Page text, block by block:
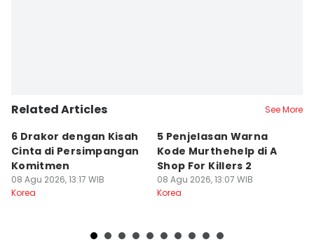
Related Articles See More
6 Drakor dengan Kisah
Cinta di Persimpangan
Komitmen
08 Agu 2026, 13:17 WIB
Korea
5 Penjelasan Warna
Kode Murthehelp di A
Shop For Killers 2
08 Agu 2026, 13:07 WIB
Korea